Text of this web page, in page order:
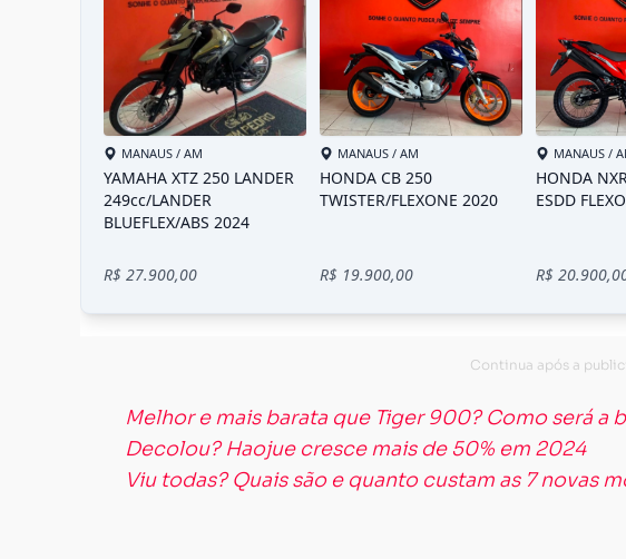
Melhor e mais barata que Tiger 900? Como será a
Decolou? Haojue cresce mais de 50% em 2024
Viu todas? Quais são e quanto custam as 7 novas